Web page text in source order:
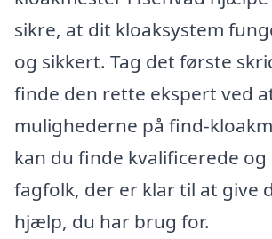
sikre, at dit kloaksystem
og sikkert. Tag det første
finde den rette ekspert ved
mulighederne på find-
kan du finde kvalificerede
fagfolk, der er klar til at give
hjælp, du har brug for.